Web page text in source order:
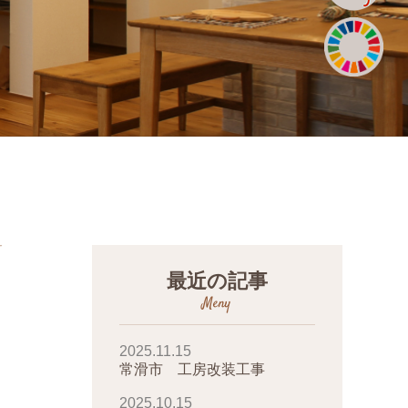
最近の記事
Meny
2025.11.15
常滑市 工房改装工事
2025.10.15